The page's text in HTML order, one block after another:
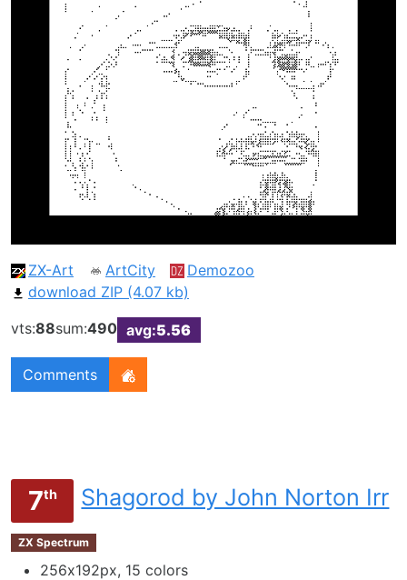
ZX-Art ArtCity
Demozoo
download ZIP (4.07 kb)
vts:88sum:490 avg:5.56
Comments
7th Shagorod by John Norton Irr
ZX Spectrum
256х192px, 15 colors